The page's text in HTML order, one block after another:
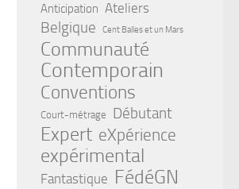
Anticipation Ateliers
Belgique Cent Balles et un Mars
Communauté
Contemporain
Conventions
Court-métrage Débutant
Expert eXpérience
expérimental
Fantastique FédéGN